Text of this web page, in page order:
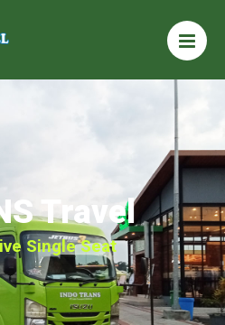
Travel
Single Seat